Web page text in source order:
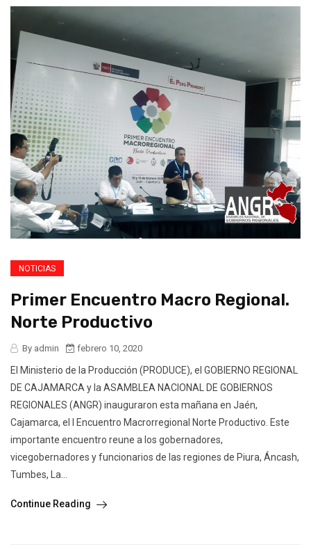
NOTICIAS
Primer Encuentro Macro Regional.
Norte Productivo
By admin febrero 10, 2020
El Ministerio de la Producción (PRODUCE), el GOBIERNO REGIONAL
DE CAJAMARCA y la ASAMBLEA NACIONAL DE GOBIERNOS
REGIONALES (ANGR) inauguraron esta mañana en Jaén,
Cajamarca, el I Encuentro Macrorregional Norte Productivo. Este
importante encuentro reune a los gobernadores,
vicegobernadores y funcionarios de las regiones de Piura, Áncash,
Tumbes, La...
Continue Reading